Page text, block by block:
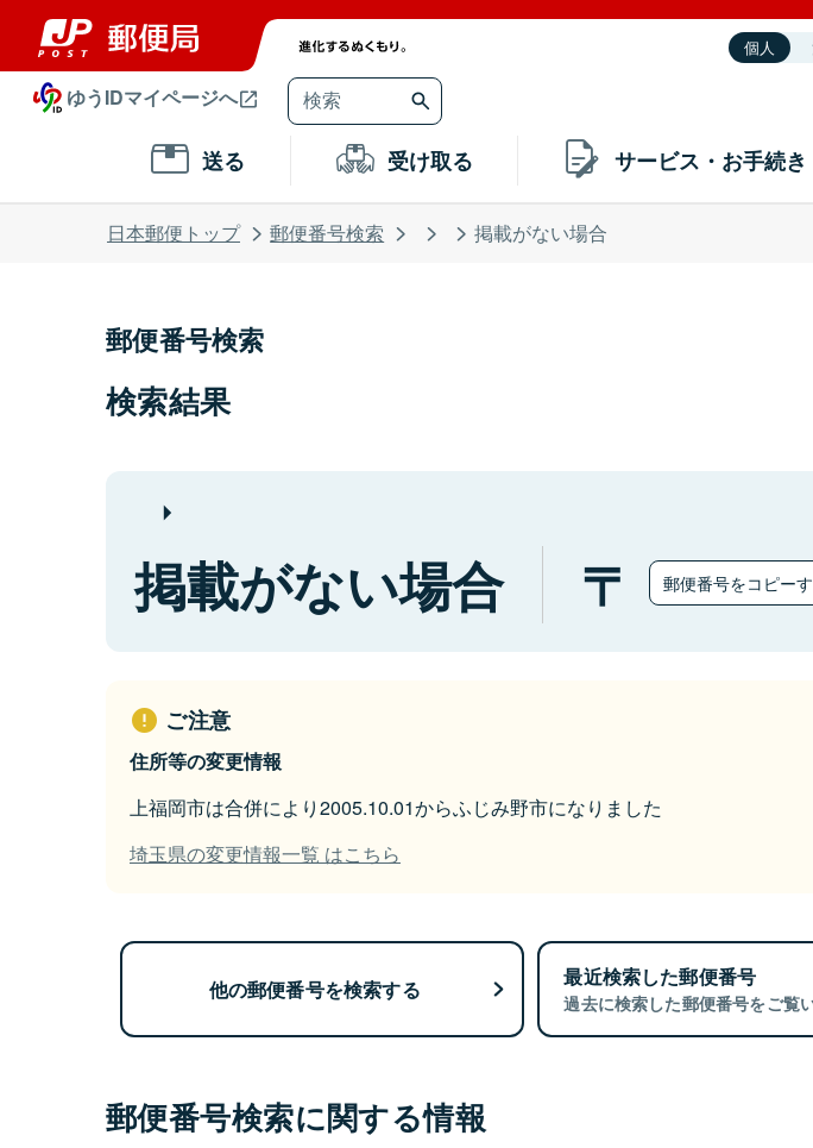
個人
ゆうIDマイページへ
送る 受け取る サービス・お手続き
日本郵便トップ 郵便番号検索 掲載がない場合
郵便番号検索
検索結果
掲載がない場合 郵便番号をコピー
ご注意
住所等の変更情報
上福岡市は合併により2005.10.01からふじみ野市になりました
埼玉県の変更情報一覧 はこちら
他の郵便番号を検索する 最近検索した郵便番号
過去に検索した郵便番号をご覧
郵便番号検索に関する情報